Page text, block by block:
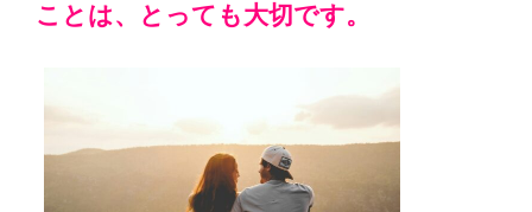
ことは、とっても大切です。